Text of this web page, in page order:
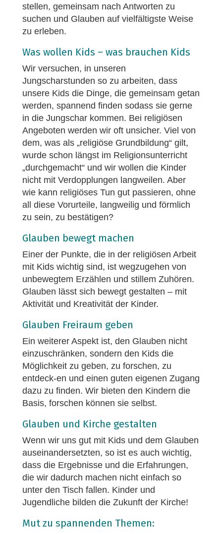
stellen, gemeinsam nach Antworten zu
suchen und Glauben auf vielfältigste Weise
zu erleben.
Was wollen Kids – was brauchen Kids
Wir versuchen, in unseren
Jungscharstunden so zu arbeiten, dass
unsere Kids die Dinge, die gemeinsam getan
werden, spannend finden sodass sie gerne
in die Jungschar kommen. Bei religiösen
Angeboten werden wir oft unsicher. Viel von
dem, was als „religiöse Grundbildung“ gilt,
wurde schon längst im Religionsunterricht
„durchgemacht“ und wir wollen die Kinder
nicht mit Verdopplungen langweilen. Aber
wie kann religiöses Tun gut passieren, ohne
all diese Vorurteile, langweilig und förmlich
zu sein, zu bestätigen?
Glauben bewegt machen
Einer der Punkte, die in der religiösen Arbeit
mit Kids wichtig sind, ist wegzugehen von
unbewegtem Erzählen und stillem Zuhören.
Glauben lässt sich bewegt gestalten – mit
Aktivität und Kreativität der Kinder.
Glauben Freiraum geben
Ein weiterer Aspekt ist, den Glauben nicht
einzuschränken, sondern den Kids die
Möglichkeit zu geben, zu forschen, zu
entdeck-en und einen guten eigenen Zugang
dazu zu finden. Wir bieten den Kindern die
Basis, forschen können sie selbst.
Glauben und Kirche gestalten
Wenn wir uns gut mit Kids und dem Glauben
auseinandersetzten, so ist es auch wichtig,
dass die Ergebnisse und die Erfahrungen,
die wir dadurch machen nicht einfach so
unter den Tisch fallen. Kinder und
Jugendliche bilden die Zukunft der Kirche!
Mut zu spannenden Themen: